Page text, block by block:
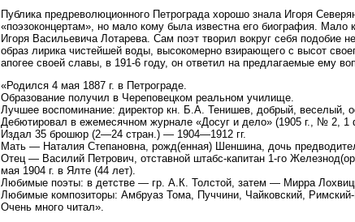
Публика предреволюционного Петрограда хорошо знала Игоря
«поэзоконцертам», но мало кому была известна его биография.
Игоря Васильевича Лотарева. Сам поэт творил вокруг себя подобие
образ лирика чистейшей воды, высокомерно взирающего с высот
апогее своей славы, в 191-6 году, он ответил на предлагаемые ему
«Родился 4 мая 1887 г. в Петрограде.
Образование получил в Череповецком реальном училище.
Лучшее воспоминание: директор кн. Б.А. Тенишев, добрый, веселый,
Дебютировал в ежемесячном журнале «Досуг и дело» (1905 г., № 2, 1
Издал 35 брошюр (2—24 стран.) — 1904—1912 гг.
Мать — Наталия Степановна, рожд(енная) Шеншина, дочь
Отец — Василий Петрович, отставной штабс-капитан 1-го
мая 1904 г. в Ялте (44 лет).
Любимые поэты: в детстве — гр. А.К. Толстой, затем — Мирра
Любимые композиторы: Амбруаз Тома, Пуччини, Чайковский,
Очень много читал».